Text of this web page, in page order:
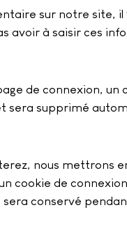
sur notre site,
avoir à saisir ces
de connexion,
sera supprimé
nous mettrons
cookie de
conservé